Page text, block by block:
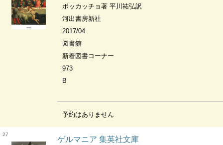
ボッカッチョ著 平川祐弘訳
河出書房新社
2017/04
図書館
新着図書コーナー
973
B
予約はありません
27
ゲルマニア 集英社文庫